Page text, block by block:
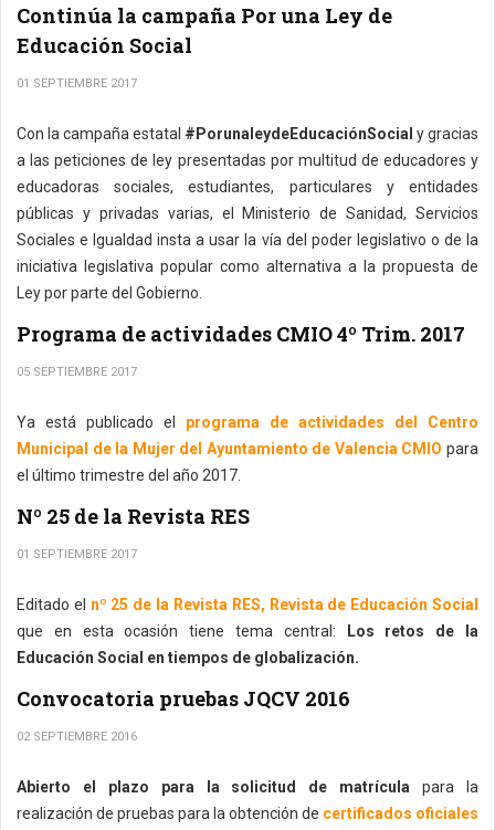
Continúa la campaña Por una Ley de
Educación Social
01 SEPTIEMBRE 2017
Con la campaña estatal #PorunaleydeEducaciónSocial y gracias
a las peticiones de ley presentadas por multitud de educadores y
educadoras sociales, estudiantes, particulares y entidades
públicas y privadas varias, el Ministerio de Sanidad, Servicios
Sociales e Igualdad insta a usar la vía del poder legislativo o de la
iniciativa legislativa popular como alternativa a la propuesta de
Ley por parte del Gobierno.
Programa de actividades CMIO 4º Trim. 2017
05 SEPTIEMBRE 2017
Ya está publicado el programa de actividades del Centro
Municipal de la Mujer del Ayuntamiento de Valencia CMIO para
el último trimestre del año 2017.
Nº 25 de la Revista RES
01 SEPTIEMBRE 2017
Editado el nº 25 de la Revista RES, Revista de Educación Social
que en esta ocasión tiene tema central:
Los retos de la
Educación Social en tiempos de globalización.
Convocatoria pruebas JQCV 2016
02 SEPTIEMBRE 2016
Abierto el plazo para la solicitud de matrícula para la
realización de pruebas para la obtención de certificados oficiales